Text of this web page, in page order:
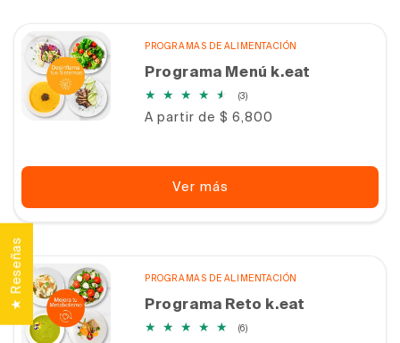
PROGRAMAS DE ALIMENTACIÓN
Programa Menú k.eat
(3)3
totales
Precio
A partir de $ 6,800
Ver más
PROGRAMAS DE ALIMENTACIÓN
Programa Reto k.eat
(6)6
★ Reseñas